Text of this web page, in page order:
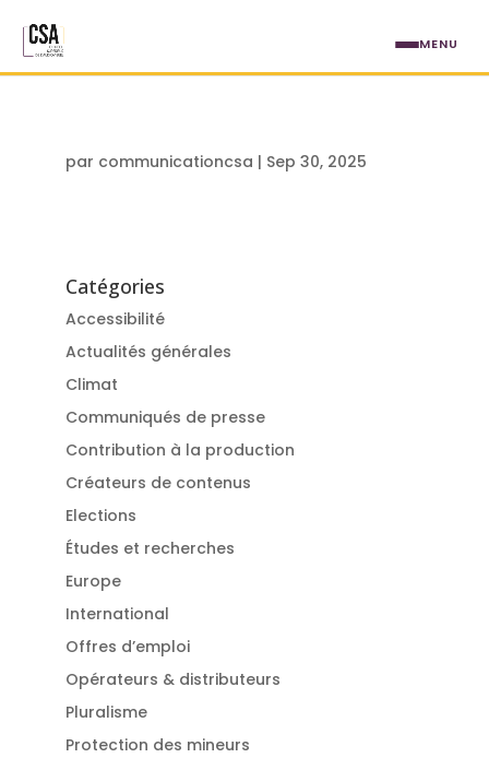
par communicationcsa | Sep 30, 2025
Catégories
Accessibilité
Actualités générales
Climat
Communiqués de presse
Contribution à la production
Créateurs de contenus
Elections
Études et recherches
Europe
International
Offres d’emploi
Opérateurs & distributeurs
Pluralisme
Protection des mineurs
MENU